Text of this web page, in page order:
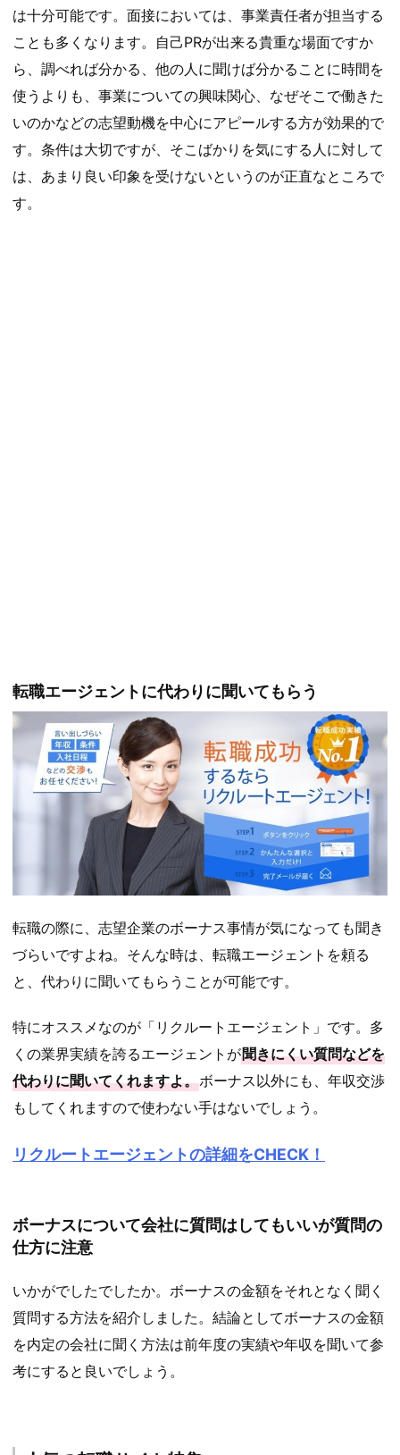
は十分可能です。面接においては、事業責任者が担当する
ことも多くなります。自己PRが出来る貴重な場面ですか
ら、調べれば分かる、他の人に聞けば分かることに時間を
使うよりも、事業についての興味関心、なぜそこで働きた
いのかなどの志望動機を中心にアピールする方が効果的で
す。条件は大切ですが、そこばかりを気にする人に対して
は、あまり良い印象を受けないというのが正直なところで
す。
転職エージェントに代わりに聞いてもらう
転職の際に、 志望企業のボーナス事情が気になっても聞き
づらいですよね。そんな時は、転職エージェントを頼る
と、代わりに聞いてもらうことが可能です。
特にオススメなのが 「リクルートエージェント」 です。多
くの業界実績を誇るエージェントが聞きにくい質問などを
代わりに聞いてくれますよ。ボーナス以外にも、年収交渉
もしてくれますので使わない手はないでしょう。
リクルートエージェントの詳細をCHECK！
ボーナスについて会社に質問はしてもいいが質問の
仕方に注意
いかがでしたでしたか。ボーナスの金額をそれとなく聞く
質問する方法を紹介しました。結論としてボーナスの金額
を内定の会社に聞く方法は前年度の実績や年収を聞いて参
考にすると良いでしょう。